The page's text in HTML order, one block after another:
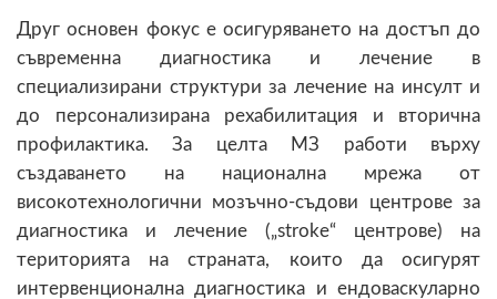
Друг основен фокус е осигуряването на достъп до
съвременна диагностика и лечение в
специализирани структури за лечение на инсулт и
до персонализирана рехабилитация и вторична
профилактика. За целта МЗ работи върху
създаването на национална мрежа от
високотехнологични мозъчно-съдови центрове за
диагностика и лечение („stroke“ центрове) на
територията на страната, които да осигурят
интервенционална диагностика и ендоваскуларно